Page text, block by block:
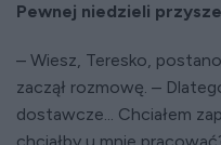
Pewnej niedzieli
– Wiesz, Teresko,
zaczął rozmowę. –
dostawcze... Chciałem